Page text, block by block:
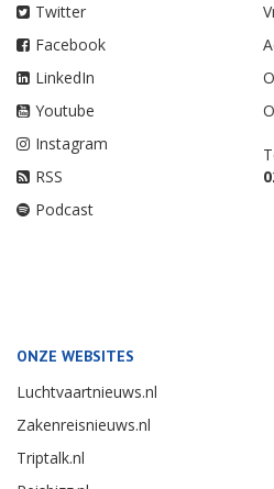
Twitter
Facebook
LinkedIn
Youtube
Instagram
RSS
Podcast
ONZE WEBSITES
Luchtvaartnieuws.nl
Zakenreisnieuws.nl
Triptalk.nl